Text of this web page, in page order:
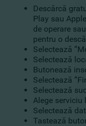
Descărcă
Play sau
de operare
pentru o
Selectează
Selectează
Butonează
Selectează
Selectează
Alege serviciu
Selectează
Tastează